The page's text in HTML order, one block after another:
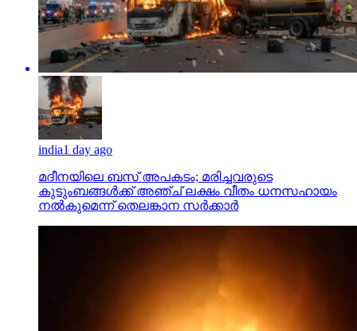
india1 day ago
മദീനയിലെ ബസ് അപകടം; മരിച്ചവരുടെ
കുടുംബങ്ങള്‍ക്ക് അഞ്ച് ലക്ഷം വീതം ധനസഹായം
നല്‍കുമെന്ന് തെലങ്കാന സര്‍ക്കാര്‍